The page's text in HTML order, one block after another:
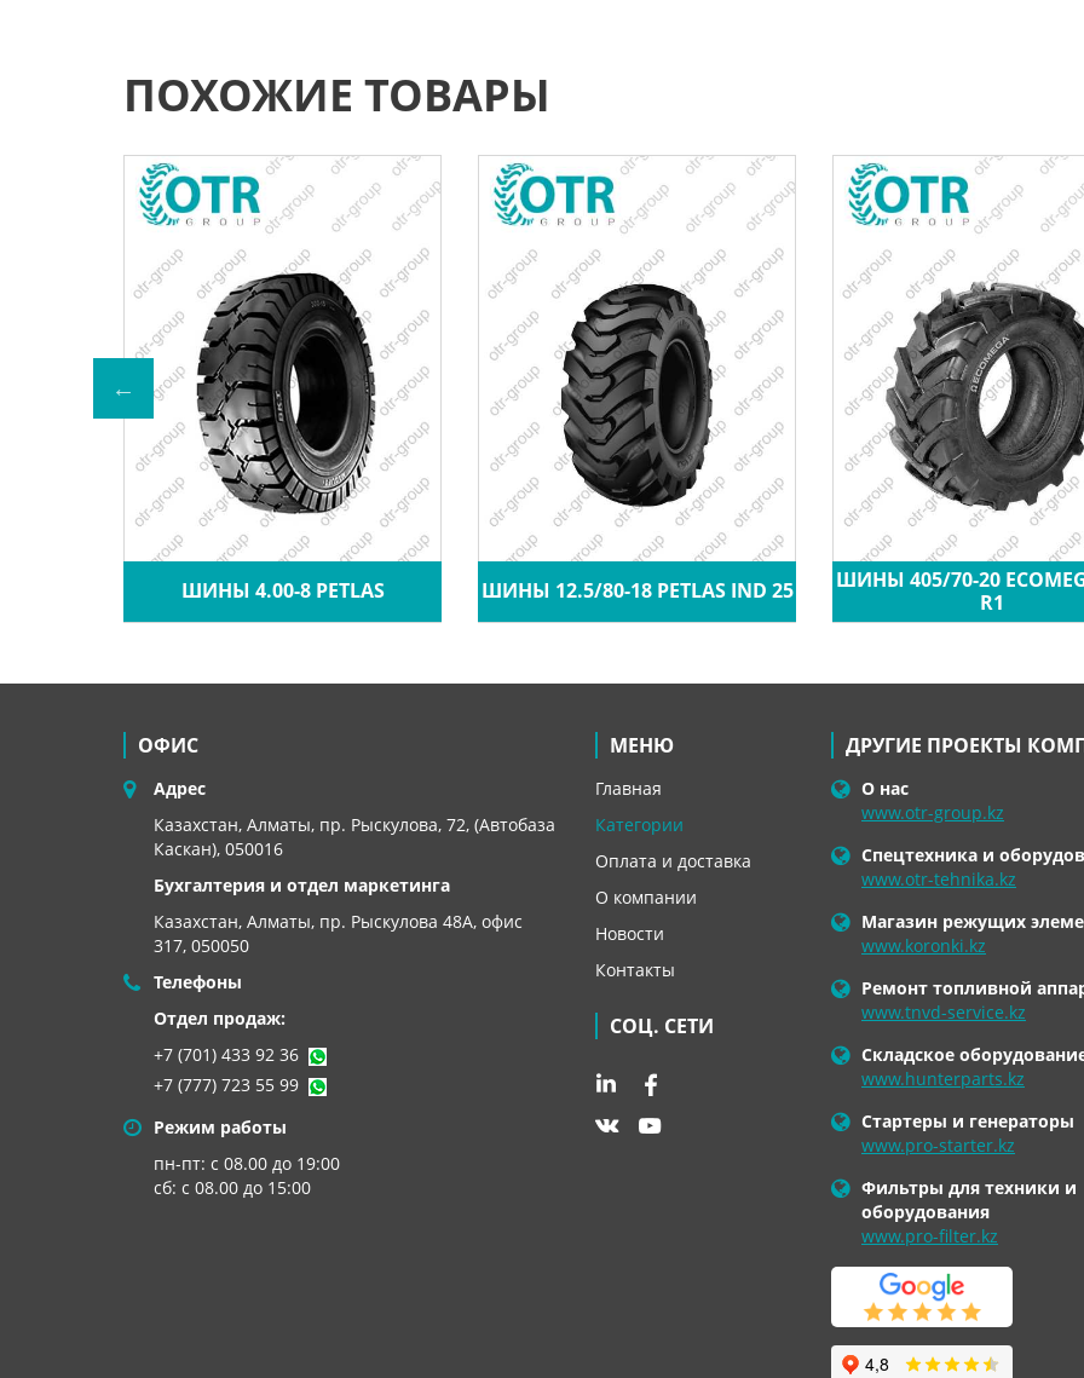
ПОХОЖИЕ ТОВАРЫ
ШИНЫ 4.00-8 PETLAS ШИНЫ 12.5/80-18 PETLAS IND 25
ШИНЫ 405/70-20
R1
ОФИС
Адрес
Казахстан, Алматы, пр. Рыскулова, 72, (Автобаза
Каскан), 050016
Бухгалтерия и отдел маркетинга
Казахстан, Алматы, пр. Рыскулова 48А, офис
317, 050050
Телефоны
Отдел продаж:
+7 (701) 433 92 36
+7 (777) 723 55 99
Режим работы
пн-пт: с 08.00 до 19:00
сб: с 08.00 до 15:00
МЕНЮ
Главная
Категории
Оплата и доставка
О компании
Новости
Контакты
СОЦ. СЕТИ
ДРУГИЕ ПРОЕКТЫ
О нас
www.otr-group.kz
Спецтехника и
www.otr-tehnika.kz
Магазин режущих
www.koronki.kz
Ремонт топливной
www.tnvd-service.kz
Складское
www.hunterparts.kz
Стартеры и генераторы
www.pro-starter.kz
Фильтры для техники и
оборудования
www.pro-filter.kz